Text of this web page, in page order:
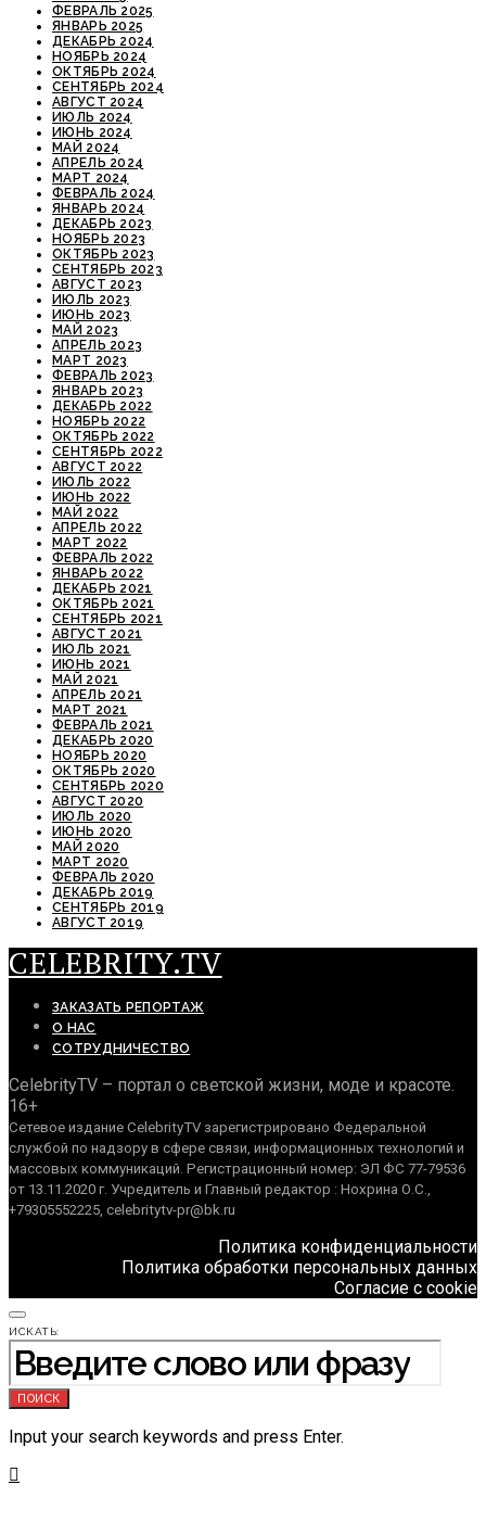
ФЕВРАЛЬ 2025
ЯНВАРЬ 2025
ДЕКАБРЬ 2024
НОЯБРЬ 2024
ОКТЯБРЬ 2024
СЕНТЯБРЬ 2024
АВГУСТ 2024
ИЮЛЬ 2024
ИЮНЬ 2024
МАЙ 2024
АПРЕЛЬ 2024
МАРТ 2024
ФЕВРАЛЬ 2024
ЯНВАРЬ 2024
ДЕКАБРЬ 2023
НОЯБРЬ 2023
ОКТЯБРЬ 2023
СЕНТЯБРЬ 2023
АВГУСТ 2023
ИЮЛЬ 2023
ИЮНЬ 2023
МАЙ 2023
АПРЕЛЬ 2023
МАРТ 2023
ФЕВРАЛЬ 2023
ЯНВАРЬ 2023
ДЕКАБРЬ 2022
НОЯБРЬ 2022
ОКТЯБРЬ 2022
СЕНТЯБРЬ 2022
АВГУСТ 2022
ИЮЛЬ 2022
ИЮНЬ 2022
МАЙ 2022
АПРЕЛЬ 2022
МАРТ 2022
ФЕВРАЛЬ 2022
ЯНВАРЬ 2022
ДЕКАБРЬ 2021
ОКТЯБРЬ 2021
СЕНТЯБРЬ 2021
АВГУСТ 2021
ИЮЛЬ 2021
ИЮНЬ 2021
МАЙ 2021
АПРЕЛЬ 2021
МАРТ 2021
ФЕВРАЛЬ 2021
ДЕКАБРЬ 2020
НОЯБРЬ 2020
ОКТЯБРЬ 2020
СЕНТЯБРЬ 2020
АВГУСТ 2020
ИЮЛЬ 2020
ИЮНЬ 2020
МАЙ 2020
МАРТ 2020
ФЕВРАЛЬ 2020
ДЕКАБРЬ 2019
СЕНТЯБРЬ 2019
АВГУСТ 2019
CELEBRITY.TV
ЗАКАЗАТЬ РЕПОРТАЖ
О НАС
СОТРУДНИЧЕСТВО
CelebrityTV – портал о светской жизни, моде и красоте.
16+
Сетевое издание CelebrityTV зарегистрировано Федеральной
службой по надзору в сфере связи, информационных технологий и
массовых коммуникаций. Регистрационный номер: ЭЛ ФС 77-79536
от 13.11.2020 г. Учредитель и Главный редактор : Нохрина О.С.,
+79305552225, celebritytv-pr@bk.ru
Политика конфиденциальности
Политика обработки персональных данных
Согласие с cookie
ИСКАТЬ:
ПОИСК
Input your search keywords and press Enter.